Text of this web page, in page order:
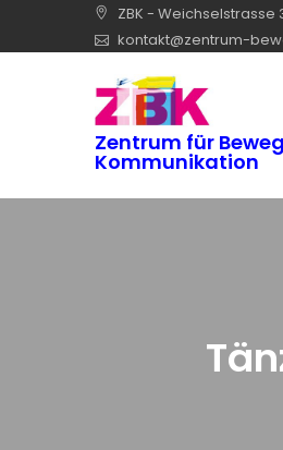
ZBK - Weichselstrasse
kontakt@zentrum-
Zentrum für
Kommunikation